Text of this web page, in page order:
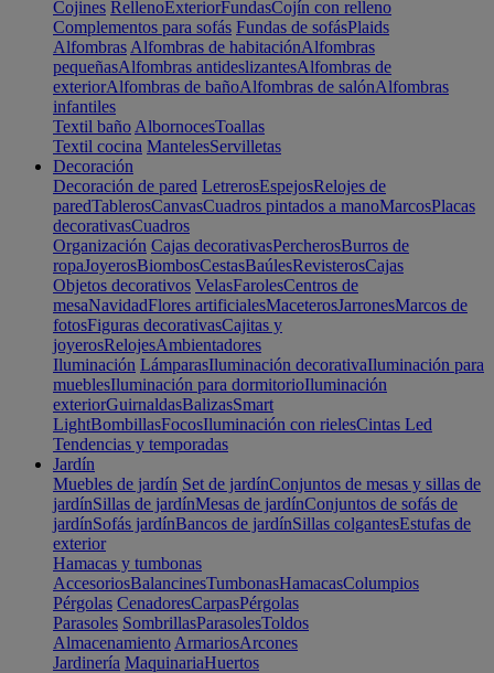
Cojines RellenoExteriorFundasCojín con relleno
Complementos para sofás Fundas de sofásPlaids
Alfombras Alfombras de habitaciónAlfombras
pequeñasAlfombras antideslizantesAlfombras de
exteriorAlfombras de bañoAlfombras de salónAlfombras
infantiles
Textil baño AlbornocesToallas
Textil cocina MantelesServilletas
Decoración
Decoración de pared LetrerosEspejosRelojes de
paredTablerosCanvasCuadros pintados a manoMarcosPlacas
decorativasCuadros
Organización Cajas decorativasPercherosBurros de
ropaJoyerosBiombosCestasBaúlesRevisterosCajas
Objetos decorativos VelasFarolesCentros de
mesaNavidadFlores artificialesMaceterosJarronesMarcos de
fotosFiguras decorativasCajitas y
joyerosRelojesAmbientadores
Iluminación LámparasIluminación decorativaIluminación para
mueblesIluminación para dormitorioIluminación
exteriorGuirnaldasBalizasSmart
LightBombillasFocosIluminación con rielesCintas Led
Tendencias y temporadas
Jardín
Muebles de jardín Set de jardínConjuntos de mesas y sillas de
jardínSillas de jardínMesas de jardínConjuntos de sofás de
jardínSofás jardínBancos de jardínSillas colgantesEstufas de
exterior
Hamacas y tumbonas
AccesoriosBalancinesTumbonasHamacasColumpios
Pérgolas CenadoresCarpasPérgolas
Parasoles SombrillasParasolesToldos
Almacenamiento ArmariosArcones
Jardinería MaquinariaHuertos